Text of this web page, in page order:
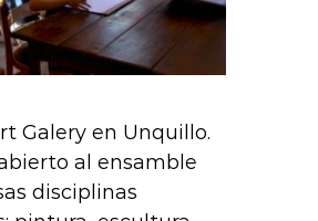
Galery en Unquillo.
al ensamble
disciplinas